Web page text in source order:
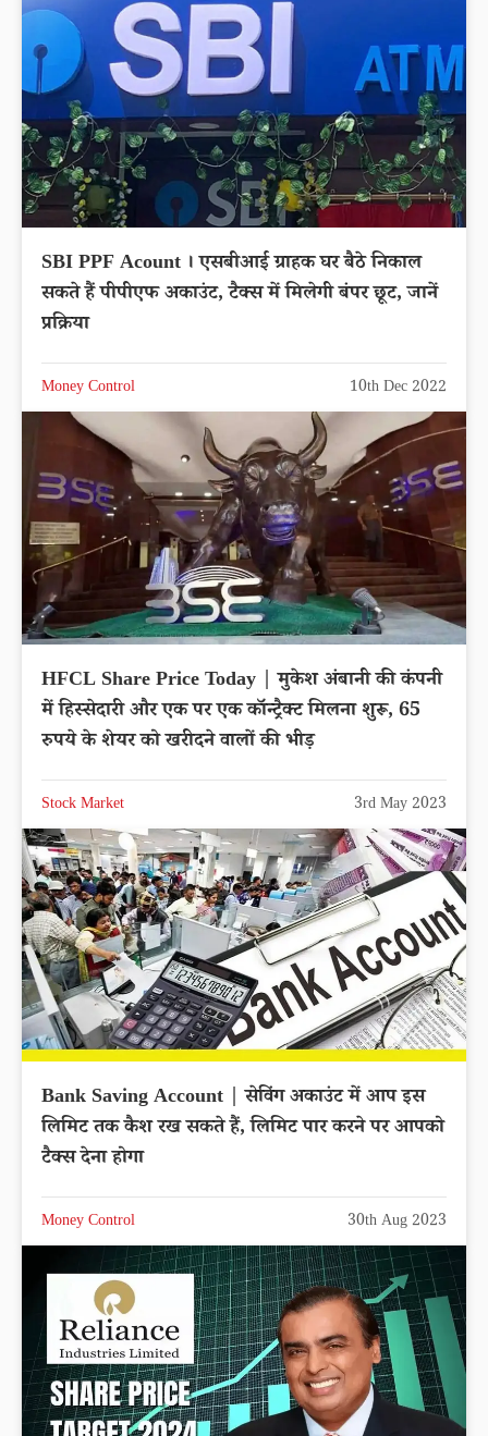
SBI PPF Acount । एसबीआई ग्राहक घर बैठे निकाल
सकते हैं पीपीएफ अकाउंट, टैक्स में मिलेगी बंपर छूट, जानें
प्रक्रिया
Money Control 10th Dec 2022
HFCL Share Price Today | मुकेश अंबानी की कंपनी
में हिस्सेदारी और एक पर एक कॉन्ट्रैक्ट मिलना शुरू, 65
रुपये के शेयर को खरीदने वालों की भीड़
Stock Market 3rd May 2023
Bank Saving Account | सेविंग अकाउंट में आप इस
लिमिट तक कैश रख सकते हैं, लिमिट पार करने पर आपको
टैक्स देना होगा
Money Control 30th Aug 2023